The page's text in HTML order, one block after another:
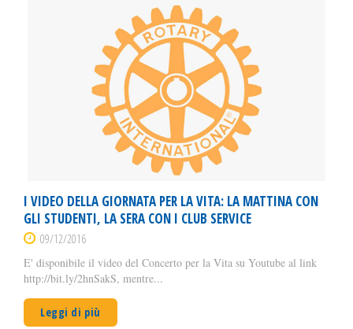
I VIDEO DELLA GIORNATA PER LA VITA: LA MATTINA CON
GLI STUDENTI, LA SERA CON I CLUB SERVICE
09/12/2016
E' disponibile il video del Concerto per la Vita su Youtube al link
http://bit.ly/2hnSakS, mentre...
Leggi di più